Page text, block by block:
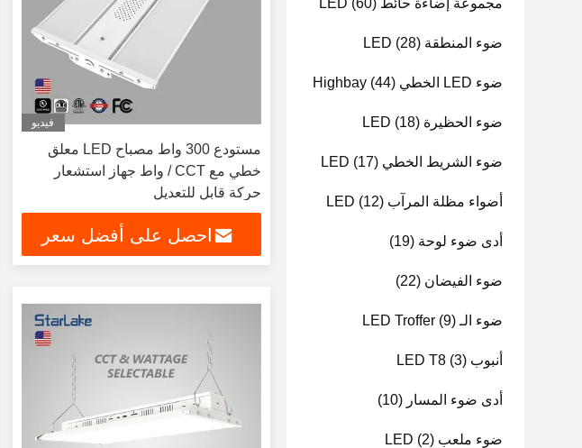
مجموعة إضاءة حائط LED (60)
ضوء المنطقة LED (28)
ضوء LED الخطي Highbay (44)
ضوء الحظيرة LED (18)
ضوء الشريط الخطي LED (17)
أضواء مظلة المرآب LED (12)
أدى ضوء لوحة (19)
ضوء الفيضان (22)
ضوء الـ LED Troffer (9)
أنبوب LED T8 (3)
أدى ضوء المسار (10)
ضوء ملعب LED (2)
فيديو
مستودع 300 واط مصباح LED معلق
خطي مع CCT / واط جهاز استشعار
حركة قابل للتعديل
احصل على أفضل سعر